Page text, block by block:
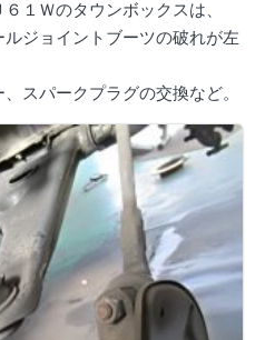
１Ｗのタウンボックスは、
ジョイントブーツの破れが左
スパークプラグの交換など。